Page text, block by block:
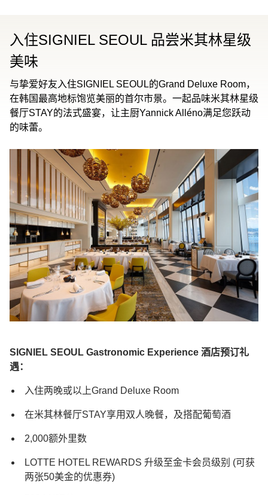
入住SIGNIEL SEOUL 品尝米其林星级
美味
与挚爱好友入住SIGNIEL SEOUL的Grand Deluxe Room，
在韩国最高地标饱览美丽的首尔市景。一起品味米其林星级
餐厅STAY的法式盛宴，让主厨Yannick Alléno满足您跃动
的味蕾。
SIGNIEL SEOUL Gastronomic Experience 酒店预订礼
遇：
入住两晚或以上Grand Deluxe Room
在米其林餐厅STAY享用双人晚餐，及搭配葡萄酒
2,000额外里数
LOTTE HOTEL REWARDS 升级至金卡会员级别 (可获
两张50美金的优惠券)